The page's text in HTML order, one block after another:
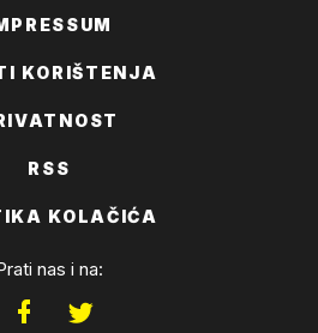
KORIŠTENJA
RSS
KOLAČIĆA
nas i na: